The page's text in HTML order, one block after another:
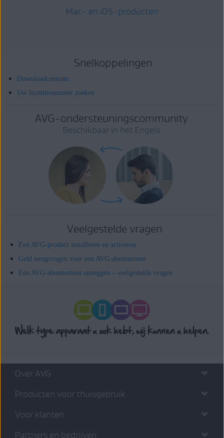
Mac- en iOS-producten
Snelkoppelingen
Downloadcentrum
Uw licentienummer zoeken
AVG-ondersteuningscommunity
Beschikbaar in het Engels
Veelgestelde vragen
Een AVG-product installeren en activeren
Geld terugvragen voor een AVG-abonnement
Een AVG-abonnement opzeggen – veelgestelde vragen
Over AVG
Producten voor thuisgebruik
Voor klanten
Partners en bedrijven